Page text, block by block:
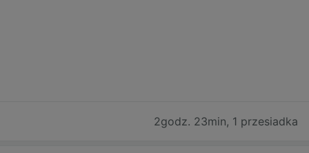
2godz. 23min, 1 przesiadka